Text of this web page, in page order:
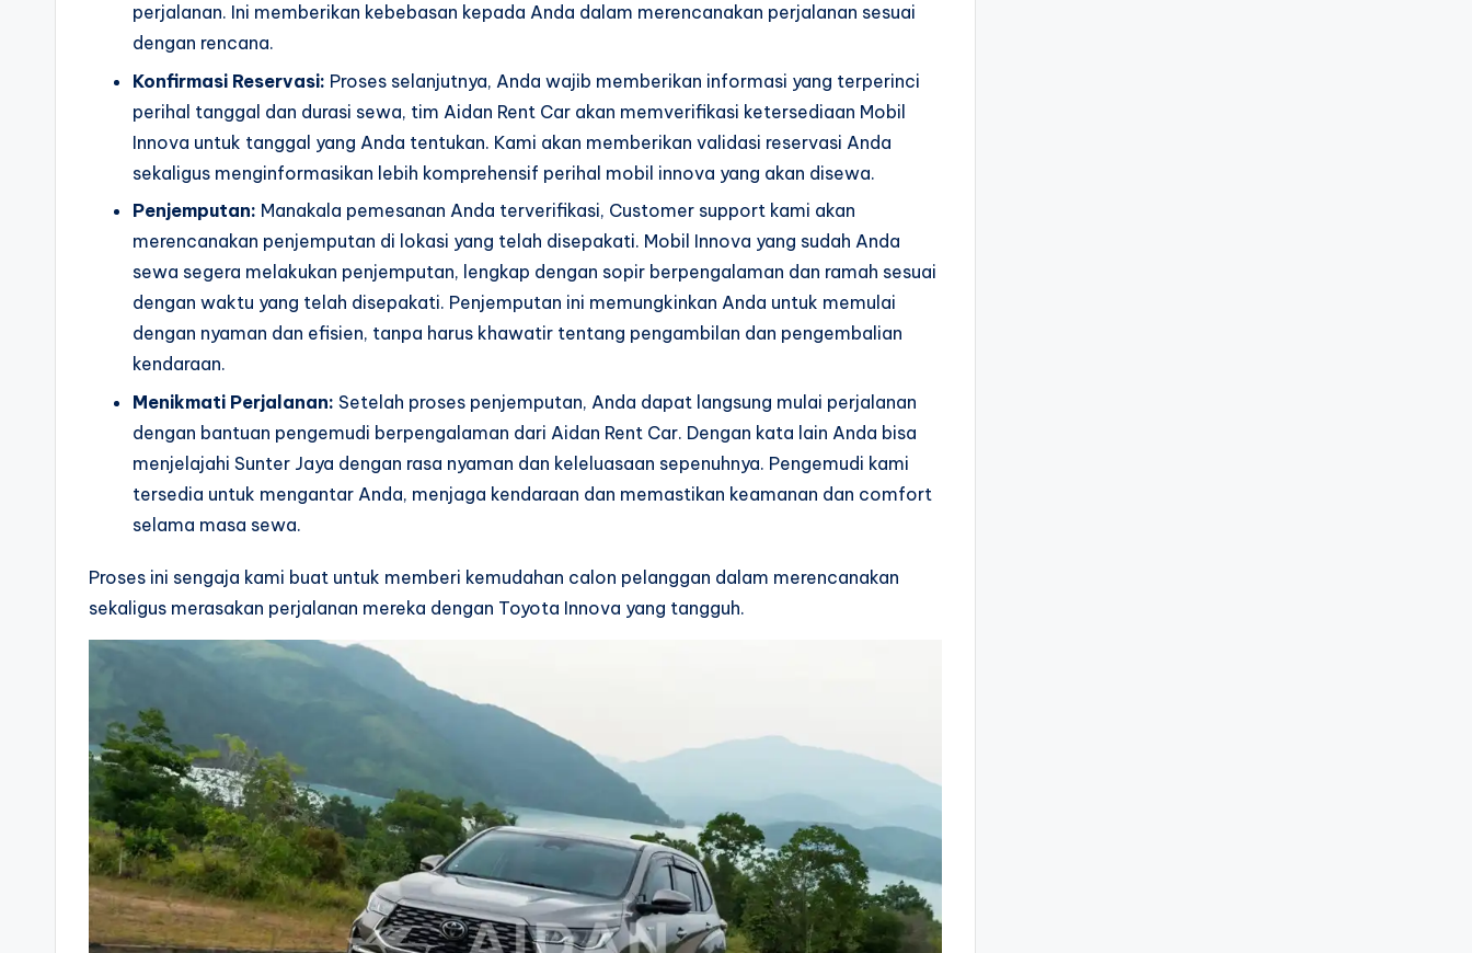
perjalanan. Ini memberikan kebebasan kepada Anda dalam merencanakan perjalanan sesuai
dengan rencana.
Konfirmasi Reservasi: Proses selanjutnya, Anda wajib memberikan informasi yang terperinci
perihal tanggal dan durasi sewa, tim Aidan Rent Car akan memverifikasi ketersediaan Mobil
Innova untuk tanggal yang Anda tentukan. Kami akan memberikan validasi reservasi Anda
sekaligus menginformasikan lebih komprehensif perihal mobil innova yang akan disewa.
Penjemputan: Manakala pemesanan Anda terverifikasi, Customer support kami akan
merencanakan penjemputan di lokasi yang telah disepakati. Mobil Innova yang sudah Anda
sewa segera melakukan penjemputan, lengkap dengan sopir berpengalaman dan ramah sesuai
dengan waktu yang telah disepakati. Penjemputan ini memungkinkan Anda untuk memulai
dengan nyaman dan efisien, tanpa harus khawatir tentang pengambilan dan pengembalian
kendaraan.
Menikmati Perjalanan: Setelah proses penjemputan, Anda dapat langsung mulai perjalanan
dengan bantuan pengemudi berpengalaman dari Aidan Rent Car. Dengan kata lain Anda bisa
menjelajahi Sunter Jaya dengan rasa nyaman dan keleluasaan sepenuhnya. Pengemudi kami
tersedia untuk mengantar Anda, menjaga kendaraan dan memastikan keamanan dan comfort
selama masa sewa.
Proses ini sengaja kami buat untuk memberi kemudahan calon pelanggan dalam merencanakan
sekaligus merasakan perjalanan mereka dengan Toyota Innova yang tangguh.